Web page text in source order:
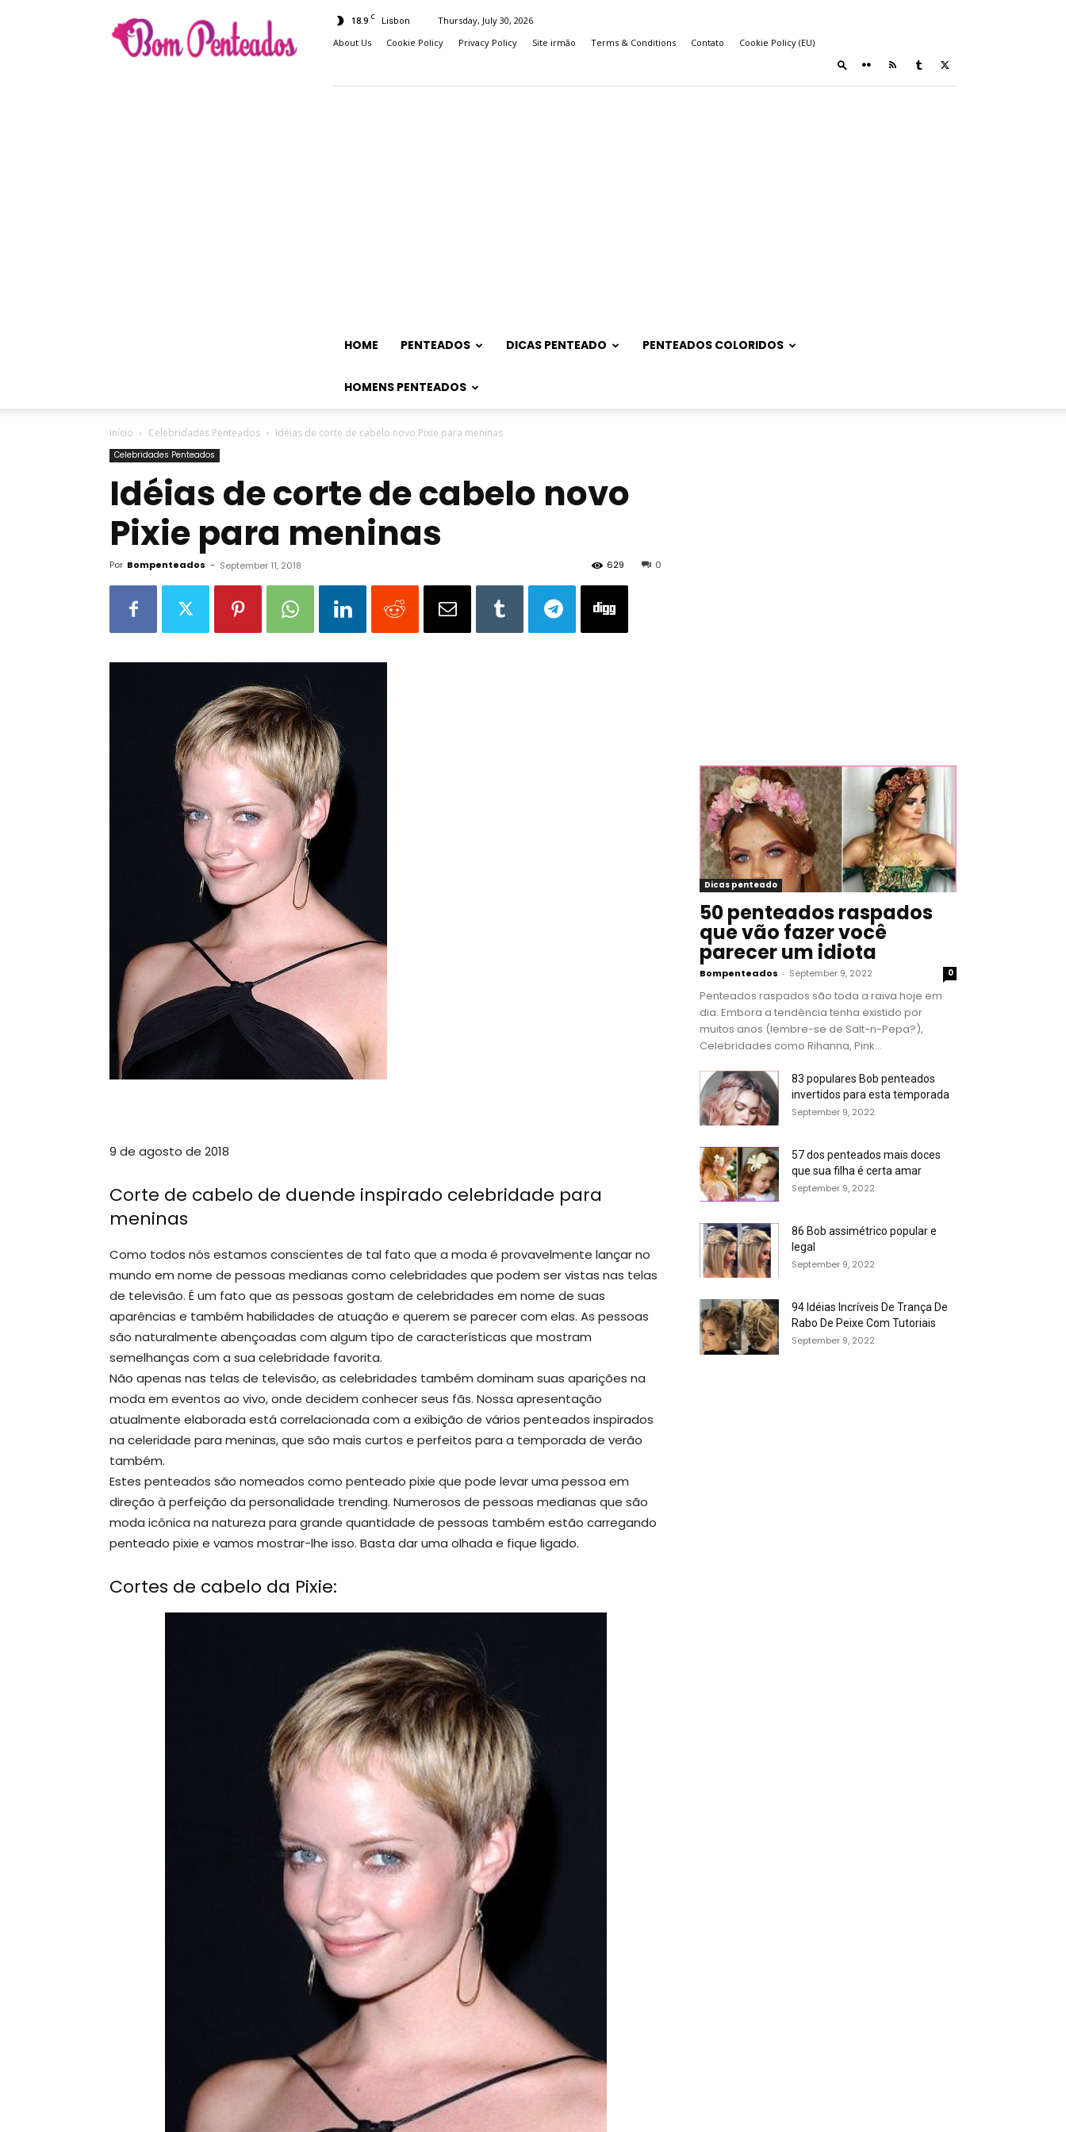
Penteados
18.9 C Lisbon
Thursday, July 30, 2026
About Us
Cookie Policy Privacy Policy Site irmão Terms & Conditions Contato Cookie Policy (EU)
HOME PENTEADOS DICAS PENTEADO PENTEADOS COLORIDOS
HOMENS PENTEADOS
Início Celebridades Penteados Idéias de corte de cabelo novo Pixie para meninas
Celebridades Penteados
Idéias de corte de cabelo novo
Pixie para meninas
Por Bompenteados - September 11, 2018 0
629
9 de agosto de 2018
Corte de cabelo de duende inspirado celebridade para
meninas
Como todos nós estamos conscientes de tal fato que a moda é provavelmente lançar no
mundo em nome de pessoas medianas como celebridades que podem ser vistas nas telas
de televisão. É um fato que as pessoas gostam de celebridades em nome de suas
aparências e também habilidades de atuação e querem se parecer com elas. As pessoas
são naturalmente abençoadas com algum tipo de características que mostram
semelhanças com a sua celebridade favorita.
Não apenas nas telas de televisão, as celebridades também dominam suas aparições na
moda em eventos ao vivo, onde decidem conhecer seus fãs. Nossa apresentação
atualmente elaborada está correlacionada com a exibição de vários penteados inspirados
na celeridade para meninas, que são mais curtos e perfeitos para a temporada de verão
também.
Estes penteados são nomeados como penteado pixie que pode levar uma pessoa em
direção à perfeição da personalidade trending. Numerosos de pessoas medianas que são
moda icônica na natureza para grande quantidade de pessoas também estão carregando
penteado pixie e vamos mostrar-lhe isso. Basta dar uma olhada e fique ligado.
Cortes de cabelo da Pixie:
Dicas penteado
50 penteados raspados
que vão fazer você
parecer um idiota
Bompenteados - September 9, 2022 0
Penteados raspados são toda a raiva hoje em
dia. Embora a tendência tenha existido por
muitos anos (lembre-se de Salt-n-Pepa?),
Celebridades como Rihanna, Pink...
83 populares Bob penteados
invertidos para esta temporada
September 9, 2022
57 dos penteados mais doces
que sua filha é certa amar
September 9, 2022
86 Bob assimétrico popular e
legal
September 9, 2022
94 Idéias Incríveis De Trança De
Rabo De Peixe Com Tutoriais
September 9, 2022